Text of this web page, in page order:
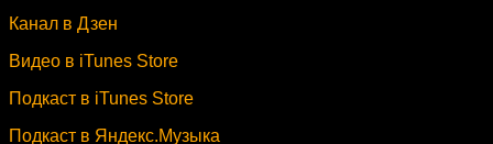
Канал в Дзен
Видео в iTunes Store
Подкаст в iTunes Store
Подкаст в Яндекс.Музыка